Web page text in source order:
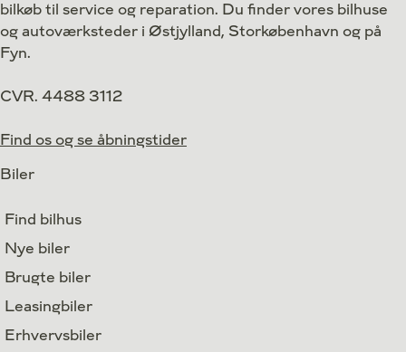
Kontant
319.900
Kontant
bilkøb til service og reparation. Du finder vores bilhuse
og autoværksteder i Østjylland, Storkøbenhavn og på
Fyn.
CVR. 4488 3112
Find os og se åbningstider
Biler
Find bilhus
Nye biler
Brugte biler
Leasingbiler
Erhvervsbiler